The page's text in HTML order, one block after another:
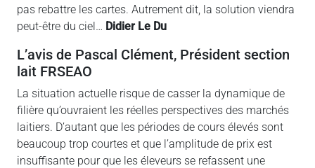
pas rebattre les cartes. Autrement dit, la solution viendra
peut-être du ciel… Didier Le Du
L’avis de Pascal Clément, Président section
lait FRSEAO
La situation actuelle risque de casser la dynamique de
filière qu’ouvraient les réelles perspectives des marchés
laitiers. D’autant que les périodes de cours élevés sont
beaucoup trop courtes et que l’amplitude de prix est
insuffisante pour que les éleveurs se refassent une